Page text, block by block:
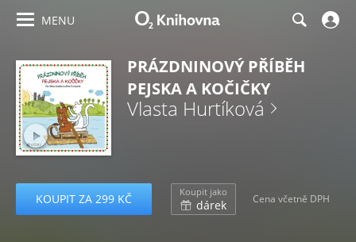
MENU
PRÁZDNINOVÝ PŘÍBĚH
PEJSKA A KOČIČKY
Vlasta Hurtíková
KOUPIT ZA 299 KČ Koupit jako
dárek Cena včetně DPH